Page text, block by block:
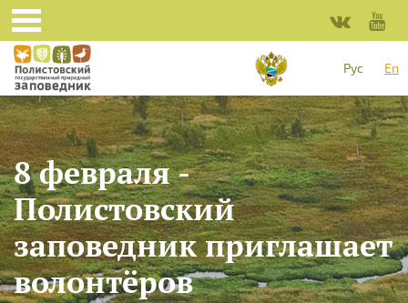
Skip to main content
Рус
En
8 февраля -
Полистовский
заповедник приглашает
волонтёров